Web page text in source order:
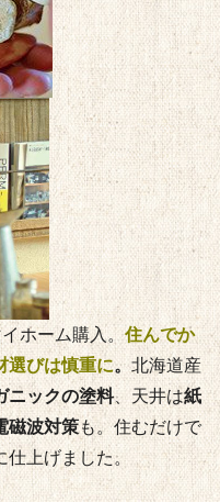
ホーム購入。住んでか
選びは慎重に。北海道産
ニックの塗料、天井は紙
磁波対策も。住むだけで
上げました。